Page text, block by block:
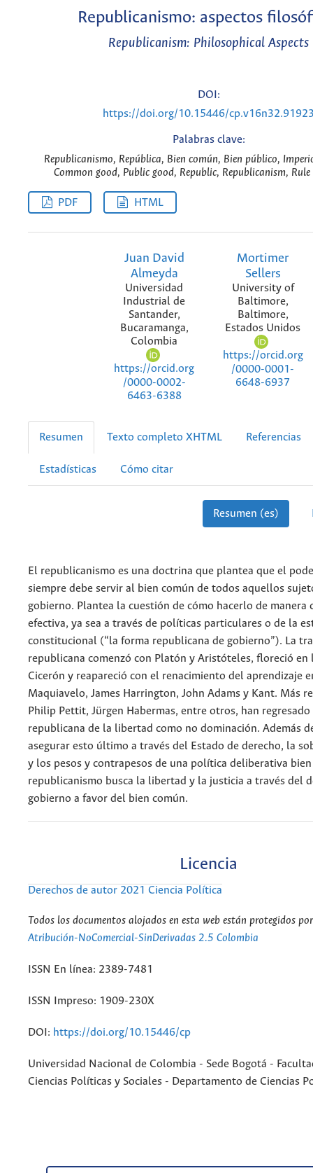
Republicanismo: aspectos
Republicanism: Philosophical Aspects
DOI:
https://doi.org/10.15446/
Palabras clave:
Republicanismo, República, Bien común, Bien público,
Common good, Public good, Republic, Republicanism,
PDF HTML
Juan David
Almeyda
Universidad
Industrial de
Santander,
Bucaramanga,
Colombia
https://orcid.org
/0000-0002-
6463-6388
Mortimer
Sellers
University of
Baltimore,
Baltimore,
Estados Unidos
https://orcid.org
/0000-0001-
6648-6937
Resumen Texto completo XHTML Referencias
Estadísticas Cómo citar
Resumen (es)
El republicanismo es una doctrina que plantea que el
siempre debe servir al bien común de todos aquellos
gobierno. Plantea la cuestión de cómo hacerlo de manera
efectiva, ya sea a través de políticas particulares o de la
constitucional (“la forma republicana de gobierno”). La
republicana comenzó con Platón y Aristóteles, floreció en
Cicerón y reapareció con el renacimiento del aprendizaje
Maquiavelo, James Harrington, John Adams y Kant. Más
Philip Pettit, Jürgen Habermas, entre otros, han
republicana de la libertad como no dominación. Además
asegurar esto último a través del Estado de derecho, la
y los pesos y contrapesos de una política deliberativa
republicanismo busca la libertad y la justicia a través del
gobierno a favor del bien común.
Licencia
Derechos de autor 2021 Ciencia Política
Todos los documentos alojados en esta web están protegidos
Atribución-NoComercial-SinDerivadas 2.5 Colombia
ISSN En línea: 2389-7481
ISSN Impreso: 1909-230X
DOI: https://doi.org/10.15446/cp
Universidad Nacional de Colombia - Sede Bogotá -
Ciencias Políticas y Sociales - Departamento de Ciencias